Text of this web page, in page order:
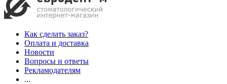
Как сделать заказ?
Оплата и доставка
Новости
Вопросы и ответы
Рекламодателям
...